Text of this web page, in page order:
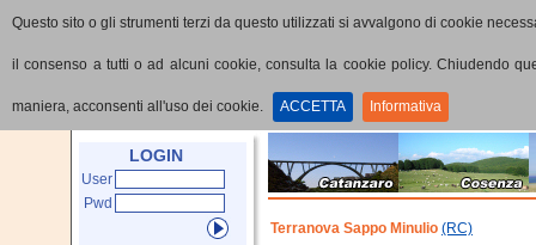
Questo sito o gli strumenti terzi da questo utilizzati si avvalgono di cookie
il consenso a tutti o ad alcuni cookie, consulta la cookie policy. Chiudendo
maniera, acconsenti all'uso dei cookie. ACCETTA Informativa
LOGIN
User
Pwd
Terranova Sappo Minulio (RC)